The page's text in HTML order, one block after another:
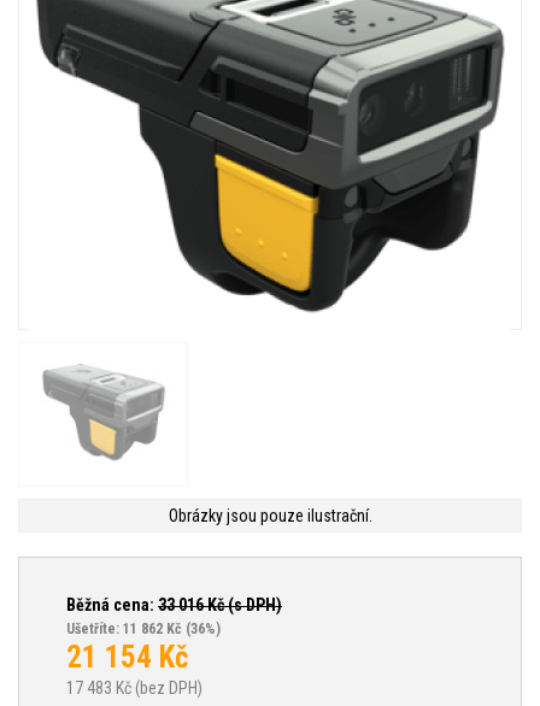
Obrázky jsou pouze ilustrační.
Běžná cena: 33 016Kč (s DPH)
Ušetříte: 11 862 Kč (36%)
21 154 Kč
17 483 Kč (bez DPH)